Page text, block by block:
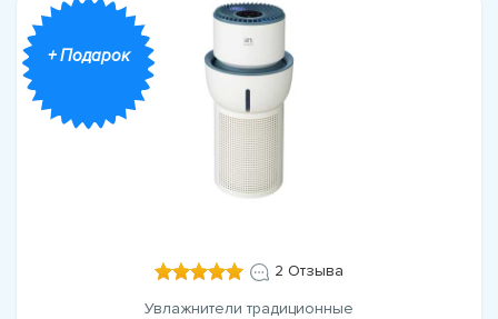
+ Подарок
2 Отзыва
Увлажнители традиционные